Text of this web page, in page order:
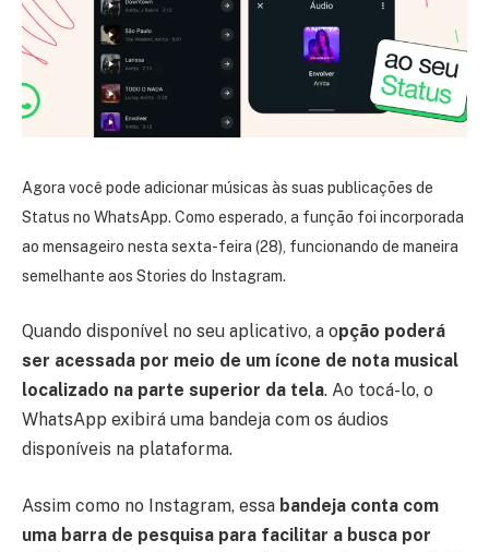
Agora você pode adicionar músicas às suas publicações de
Status no WhatsApp. Como esperado, a função foi incorporada
ao mensageiro nesta sexta-feira (28), funcionando de maneira
semelhante aos Stories do Instagram.
Quando disponível no seu aplicativo, a opção poderá
ser acessada por meio de um ícone de nota musical
localizado na parte superior da tela. Ao tocá-lo, o
WhatsApp exibirá uma bandeja com os áudios
disponíveis na plataforma.
Assim como no Instagram, essa bandeja conta com
uma barra de pesquisa para facilitar a busca por